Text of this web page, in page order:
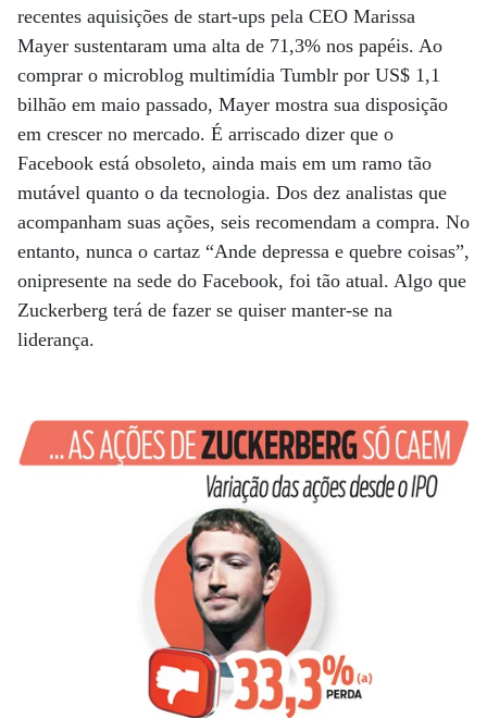
recentes aquisições de start-ups pela CEO Marissa
Mayer sustentaram uma alta de 71,3% nos papéis. Ao
comprar o microblog multimídia Tumblr por US$ 1,1
bilhão em maio passado, Mayer mostra sua disposição
em crescer no mercado. É arriscado dizer que o
Facebook está obsoleto, ainda mais em um ramo tão
mutável quanto o da tecnologia. Dos dez analistas que
acompanham suas ações, seis recomendam a compra. No
entanto, nunca o cartaz “Ande depressa e quebre coisas”,
onipresente na sede do Facebook, foi tão atual. Algo que
Zuckerberg terá de fazer se quiser manter-se na
liderança.